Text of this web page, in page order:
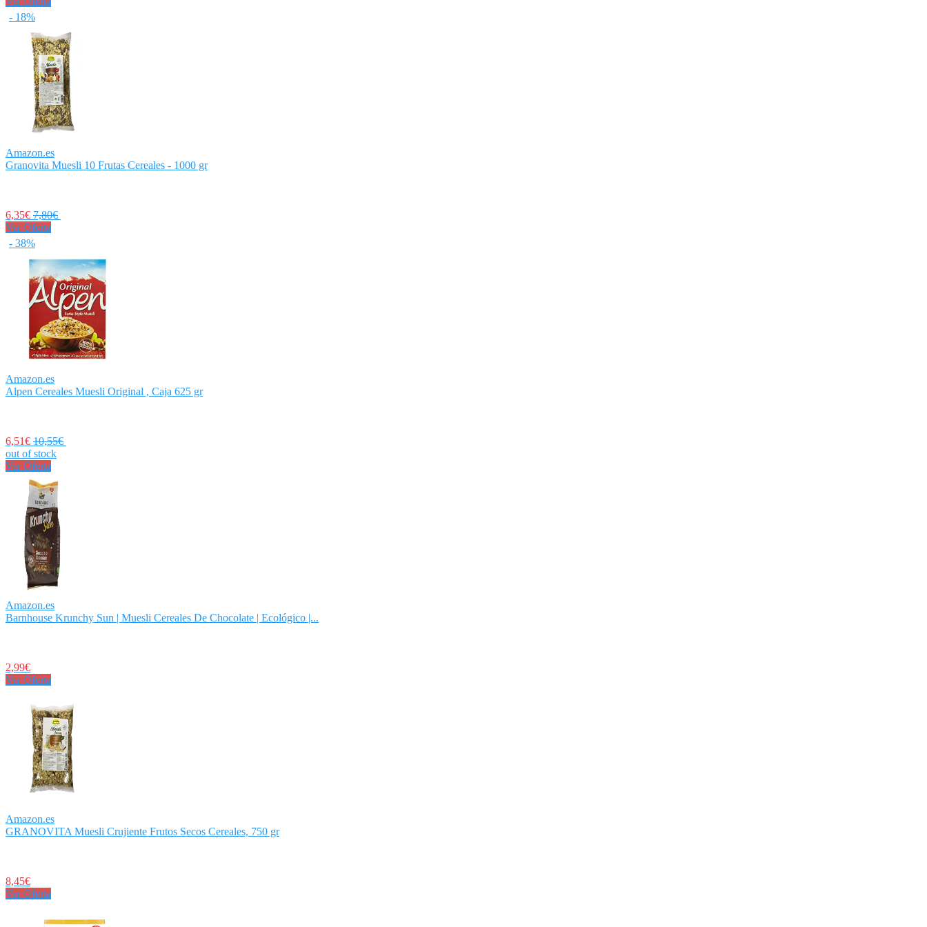
- 18%
Amazon.es
Granovita Muesli 10 Frutas Cereales - 1000 gr
6,35€ 7,80€
Ver Oferta
- 38%
Amazon.es
Alpen Cereales Muesli Original , Caja 625 gr
6,51€ 10,55€
out of stock
Ver Oferta
Amazon.es
Barnhouse Krunchy Sun | Muesli Cereales De Chocolate | Ecológico |...
2,99€
Ver Oferta
Amazon.es
GRANOVITA Muesli Crujiente Frutos Secos Cereales, 750 gr
8,45€
Ver Oferta